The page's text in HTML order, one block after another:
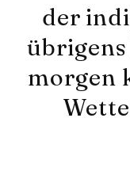
der
morgen